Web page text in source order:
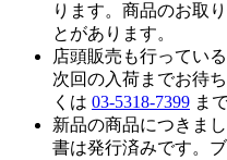
ります。商品のお取
とがあります。
店頭販売も行ってい
次回の入荷までお待
くは 03-5318-7399 ま
新品の商品につきま
書は発行済みです。